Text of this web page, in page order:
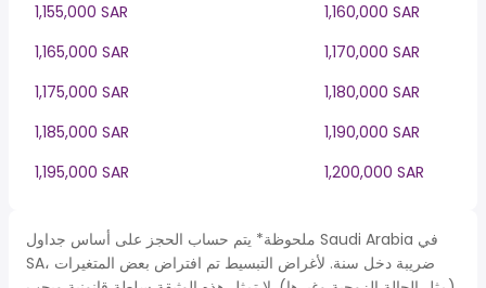
1,155,000 SAR
1,160,000 SAR
1,165,000 SAR
1,170,000 SAR
1,175,000 SAR
1,180,000 SAR
1,185,000 SAR
1,190,000 SAR
1,195,000 SAR
1,200,000 SAR
ملحوظة* يتم حساب الحجز على أساس جداول Saudi Arabia في
SA، ضريبة دخل سنة. لأغراض التبسيط تم افتراض بعض المتغيرات